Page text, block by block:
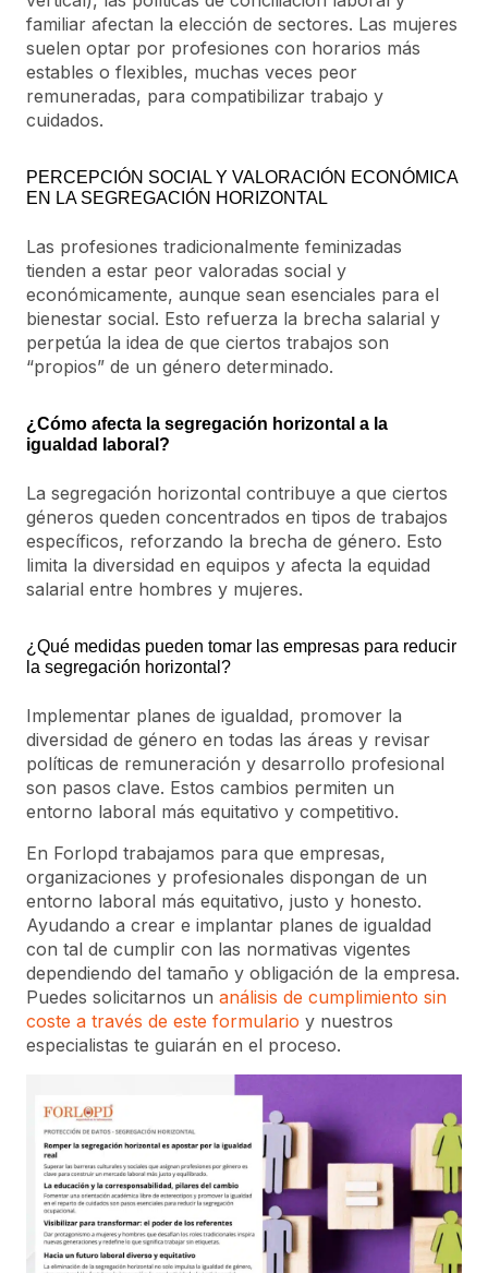
familiar afectan la elección de sectores. Las mujeres
suelen optar por profesiones con horarios más
estables o flexibles, muchas veces peor
remuneradas, para compatibilizar trabajo y
cuidados.
PERCEPCIÓN SOCIAL Y VALORACIÓN ECONÓMICA
EN LA SEGREGACIÓN HORIZONTAL
Las profesiones tradicionalmente feminizadas
tienden a estar peor valoradas social y
económicamente, aunque sean esenciales para el
bienestar social. Esto refuerza la brecha salarial y
perpetúa la idea de que ciertos trabajos son
“propios” de un género determinado.
¿Cómo afecta la segregación horizontal a la
igualdad laboral?
La segregación horizontal contribuye a que ciertos
géneros queden concentrados en tipos de trabajos
específicos, reforzando la brecha de género. Esto
limita la diversidad en equipos y afecta la equidad
salarial entre hombres y mujeres.
¿Qué medidas pueden tomar las empresas para reducir
la segregación horizontal?
Implementar planes de igualdad, promover la
diversidad de género en todas las áreas y revisar
políticas de remuneración y desarrollo profesional
son pasos clave. Estos cambios permiten un
entorno laboral más equitativo y competitivo.
En Forlopd trabajamos para que empresas,
organizaciones y profesionales dispongan de un
entorno laboral más equitativo, justo y honesto.
Ayudando a crear e implantar planes de igualdad
con tal de cumplir con las normativas vigentes
dependiendo del tamaño y obligación de la empresa.
Puedes solicitarnos un análisis de cumplimiento sin
coste a través de este formulario y nuestros
especialistas te guiarán en el proceso.